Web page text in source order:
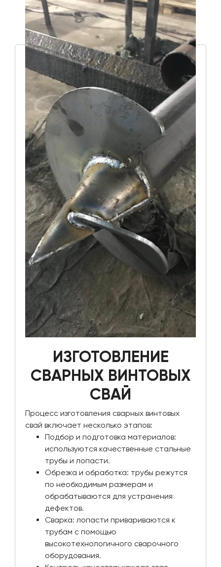
ИЗГОТОВЛЕНИЕ
СВАРНЫХ ВИНТОВЫХ
СВАЙ
Процесс изготовления сварных винтовых
свай включает несколько этапов:
Подбор и подготовка материалов:
используются качественные стальные
трубы и лопасти.
Обрезка и обработка: трубы режутся
по необходимым размерам и
обрабатываются для устранения
дефектов.
Сварка: лопасти привариваются к
трубам с помощью
высокотехнологичного сварочного
оборудования.